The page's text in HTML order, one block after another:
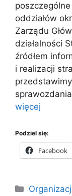
oddziałów
Zarządu
działalności
źródłem
i realizacji
więcej
Podziel się:
Facebook
Kategorie